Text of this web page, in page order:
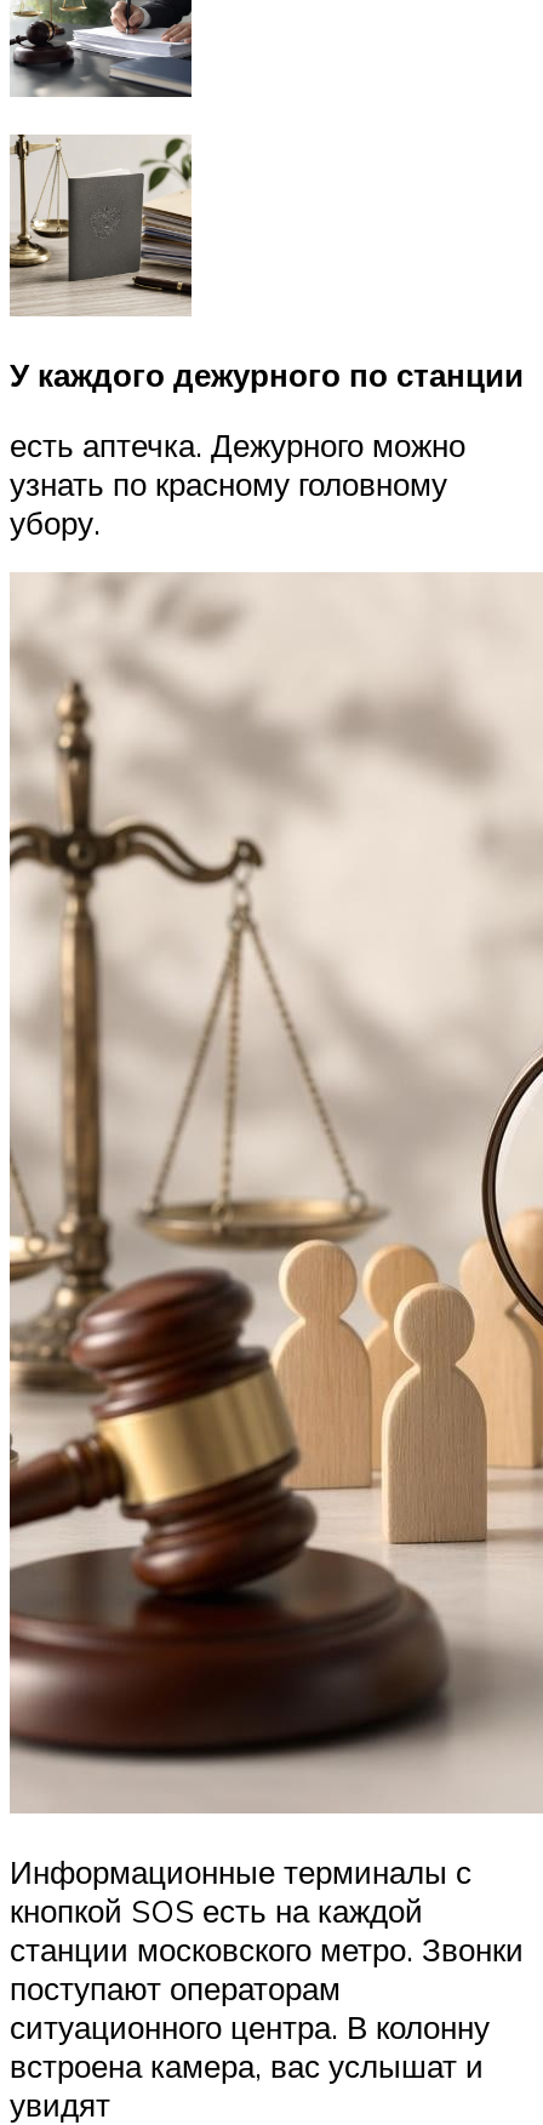
У каждого дежурного по станции
есть аптечка. Дежурного можно
узнать по красному головному
убору.
Информационные терминалы с
кнопкой SOS есть на каждой
станции московского метро. Звонки
поступают операторам
ситуационного центра. В колонну
встроена камера, вас услышат и
увидят